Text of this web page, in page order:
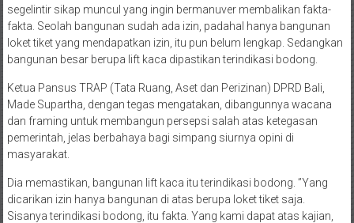
segelintir sikap muncul yang ingin bermanuver membalikan fakta-
fakta. Seolah bangunan sudah ada izin, padahal hanya bangunan
loket tiket yang mendapatkan izin, itu pun belum lengkap. Sedangkan
bangunan besar berupa lift kaca dipastikan terindikasi bodong.
Ketua Pansus TRAP (Tata Ruang, Aset dan Perizinan) DPRD Bali,
Made Supartha, dengan tegas mengatakan, dibangunnya wacana
dan framing untuk membangun persepsi salah atas ketegasan
pemerintah, jelas berbahaya bagi simpang siurnya opini di
masyarakat.
Dia memastikan, bangunan lift kaca itu terindikasi bodong. ”Yang
dicarikan izin hanya bangunan di atas berupa loket tiket saja.
Sisanya terindikasi bodong, itu fakta. Yang kami dapat atas kajian,